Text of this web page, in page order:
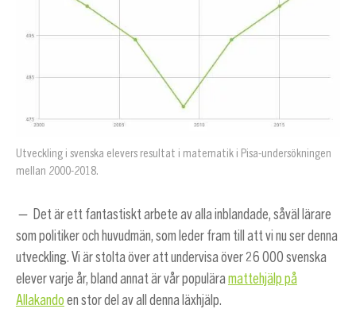
Utveckling i svenska elevers resultat i matematik i Pisa-undersökningen
mellan 2000-2018.
— Det är ett fantastiskt arbete av alla inblandade, såväl lärare
som politiker och huvudmän, som leder fram till att vi nu ser denna
utveckling. Vi är stolta över att undervisa över 26 000 svenska
elever varje år, bland annat är vår populära mattehjälp på
Allakando en stor del av all denna läxhjälp.